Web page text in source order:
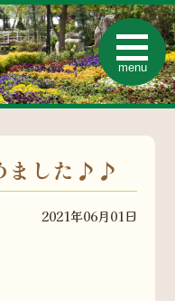
t
o
g
g
l
e
a
i
menu
ました♪♪
2021年06月01日